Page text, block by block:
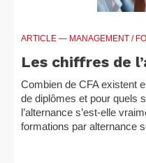
ARTICLE — MANAGEMENT /
Les chiffres de
Combien de CFA existent
de diplômes et pour quels
l’alternance s’est-elle
formations par alternance